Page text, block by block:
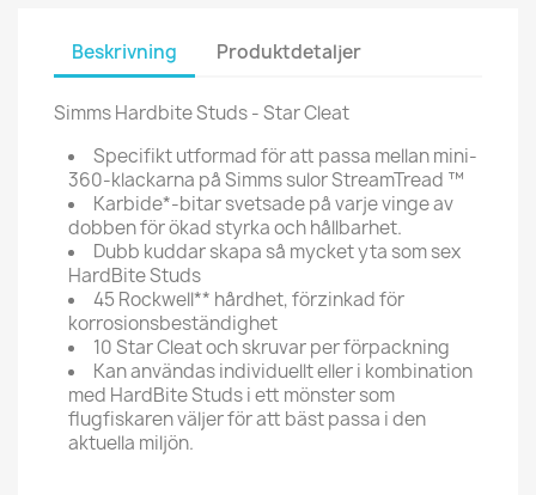
Beskrivning Produktdetaljer
Simms Hardbite Studs - Star Cleat
Specifikt utformad för att passa mellan mini-
360-klackarna på Simms sulor StreamTread ™
Karbide*-bitar svetsade på varje vinge av
dobben för ökad styrka och hållbarhet.
Dubb kuddar skapa så mycket yta som sex
HardBite Studs
45 Rockwell** hårdhet, förzinkad för
korrosionsbeständighet
10 Star Cleat och skruvar per förpackning
Kan användas individuellt eller i kombination
med HardBite Studs i ett mönster som
flugfiskaren väljer för att bäst passa i den
aktuella miljön.